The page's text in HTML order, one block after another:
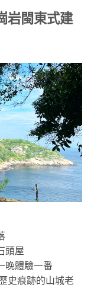
岩閩東式建
頭屋
晚體驗一番
史痕跡的山城老